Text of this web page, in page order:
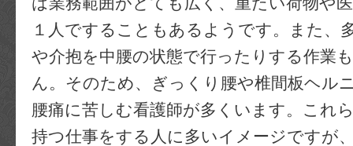
１人ですることもあるようです。また、
や介抱を中腰の状態で行ったりする作業
ん。そのため、ぎっくり腰や椎間板ヘル
腰痛に苦しむ看護師が多くいます。これ
持つ仕事をする人に多いイメージですが